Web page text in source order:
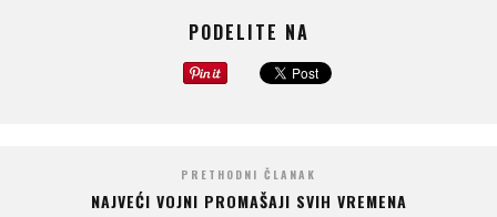
PODELITE NA
PRETHODNI ČLANAK
NAJVEĆI VOJNI PROMAŠAJI SVIH VREMENA